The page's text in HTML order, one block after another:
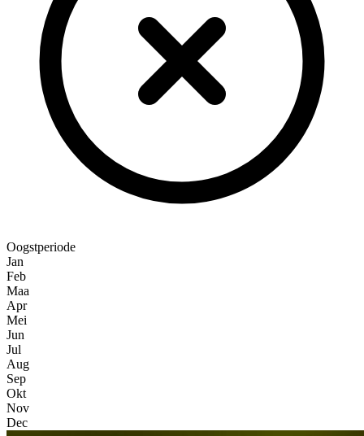
Oogstperiode
Jan
Feb
Maa
Apr
Mei
Jun
Jul
Aug
Sep
Okt
Nov
Dec